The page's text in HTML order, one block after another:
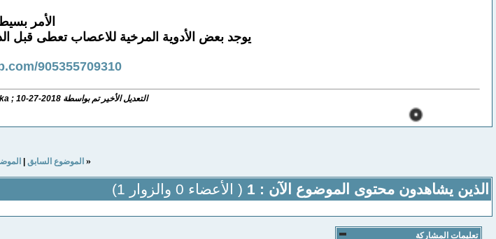
الأمر
يوجد بعض الأدوية المرخية للاعصاب تعطى قبل
905355709310
التعديل الأخير تم بواسطة asnanaka ; 10-27-2018 الساعة
« الموضوع السابق |
الذين يشاهدون محتوى الموضوع الآن : 1 ( الأعضاء 0 والزوار 1)
تعليمات المشاركة